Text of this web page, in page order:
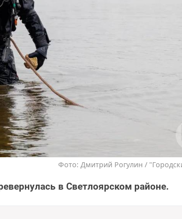
Фото: Дмитрий Рогулин /
в Светлоярском районе.